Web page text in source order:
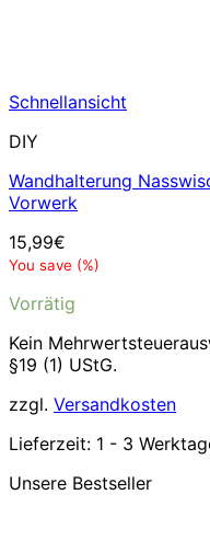
Schnellansicht
DIY
Wandhalterung
Vorwerk
15,99€
You save (%)
Vorrätig
Kein
§19 (1) UStG.
zzgl. Versandkosten
Lieferzeit: 1 - 3
Unsere Bestseller